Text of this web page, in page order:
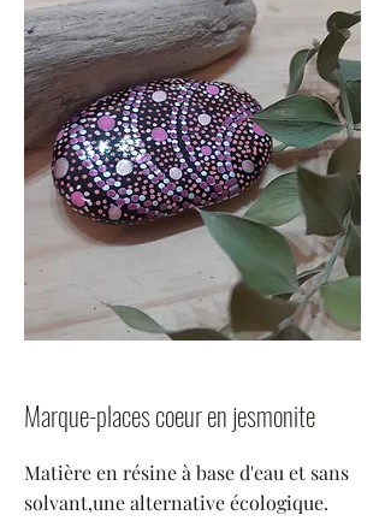
Marque-places coeur en jesmonite
Matière en résine à base d'eau et sans
solvant,une alternative écologique.